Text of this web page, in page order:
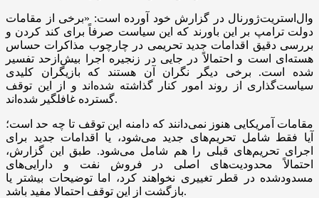
وال‌استریت‌ژورنال در گزارش خود آورده است: «برخی از مقامات
دولت ترامپ بر این باورند که این سیاست صرفاً برای کند کردن و
بررسی دقیق اقدامات جدید تحریمی در چارچوب مذاکرات حساس
هسته‌ای است و احتمالاً در جایی در زنجیره اجرا بیش‌ازحد تفسیر
شده است. برخی دیگر نگران آن هستند که بازیگران کلیدی
سیاست‌گذاری از روند امور کنار گذاشته شده‌اند و از این توقف
گسترده غافلگیر شده‌اند.
مقامات آمریکایی هنوز نمی‌دانند که دامنه این توقف تا چه حد است؛
آیا فقط شامل تحریم‌های جدید می‌شود، یا اقدامات جدید برای
اجرای تحریم‌های قبلی را هم شامل می‌شود. طبق این گزارش،
احتمالاً محدودیت‌های اصلی در فروش نفت و دارایی‌های
مسدودشده در قطر تغییری نخواهند کرد، اما توضیحات بیشتر یا
بازگشت از این توقف احتمالا مفید باشد.